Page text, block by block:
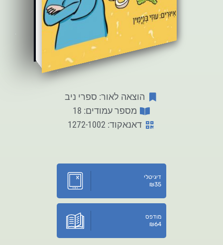
הוצאה לאור: ספרי ניב
מספר עמודים: 18
דאנאקוד: 1272-1002
דיגיטלי
₪35
מודפס
₪64